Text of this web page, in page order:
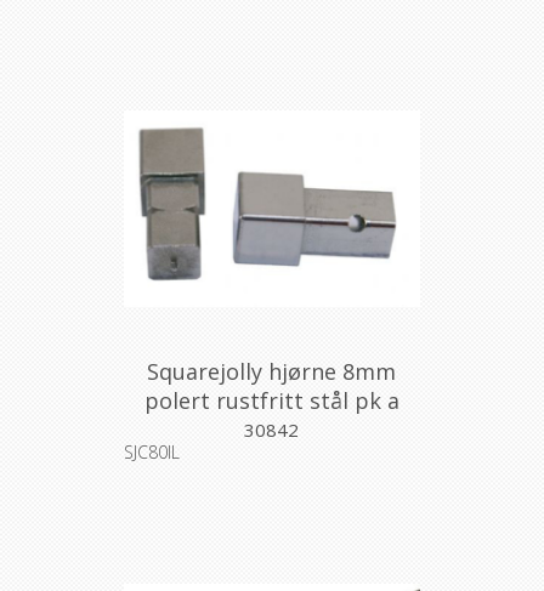
Squarejolly hjørne 8mm
polert rustfritt stål pk a
2stk
30842
SJC80IL